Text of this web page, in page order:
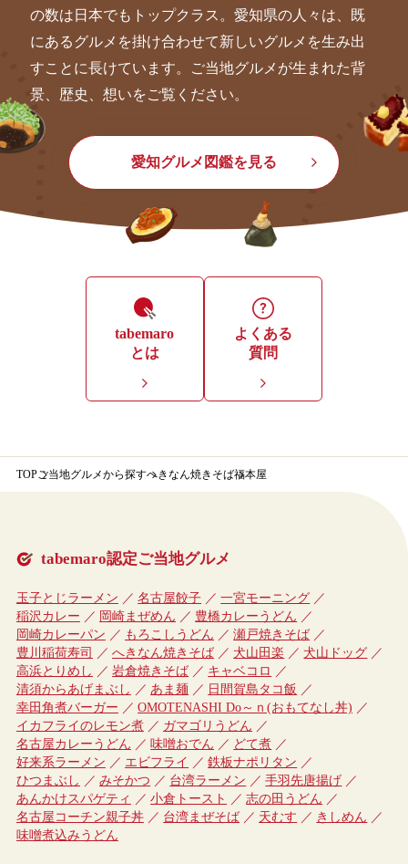
の数は日本でもトップクラス。愛知県の人々は、既
にあるグルメを掛け合わせて新しいグルメを生み出
すことに長けています。ご当地グルメが生まれた背
景、歴史、想いをご覧ください。
愛知グルメ図鑑を見る
tabemaro
とは
よくある
質問
TOPご当地グルメから探すへきなん焼きそば福本屋
tabemaro認定ご当地グルメ
玉子とじラーメン 名古屋餃子
一宮モーニング
稲沢カレー
岡崎まぜめん
豊橋カレーうどん
岡崎カレーパン
もろこしうどん
瀬戸焼きそば
豊川稲荷寿司
へきなん焼きそば 犬山田楽
犬山ドッグ
高浜とりめし
岩倉焼きそば
キャベコロ
清須からあげまぶし
あま麺
日間賀島タコ飯
幸田角煮バーガー
OMOTENASHI Do～ｎ(おもてなし丼)
イカフライのレモン煮
ガマゴリうどん
名古屋カレーうどん
味噌おでん
どて煮
好来系ラーメン
エビフライ
鉄板ナポリタン
ひつまぶし
みそかつ 台湾ラーメン
手羽先唐揚げ
あんかけスパゲティ
小倉トースト
志の田うどん
名古屋コーチン親子丼
台湾まぜそば 天むす
きしめん
味噌煮込みうどん